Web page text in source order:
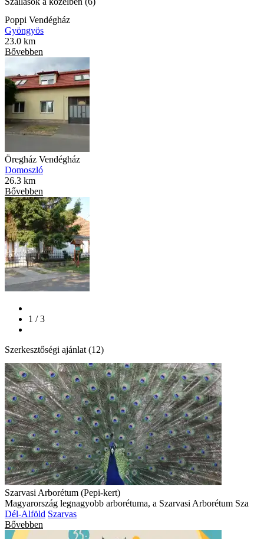
Poppi Vendégház
Gyöngyös
23.0 km
Bővebben
Öregház Vendégház
Domoszló
26.3 km
Bővebben
1 / 3
Szerkesztőségi ajánlat (12)
Szarvasi Arborétum (Pepi-kert)
Magyarország legnagyobb arborétuma, a Szarvasi Arborétum Sza
Dél-Alföld Szarvas
Bővebben